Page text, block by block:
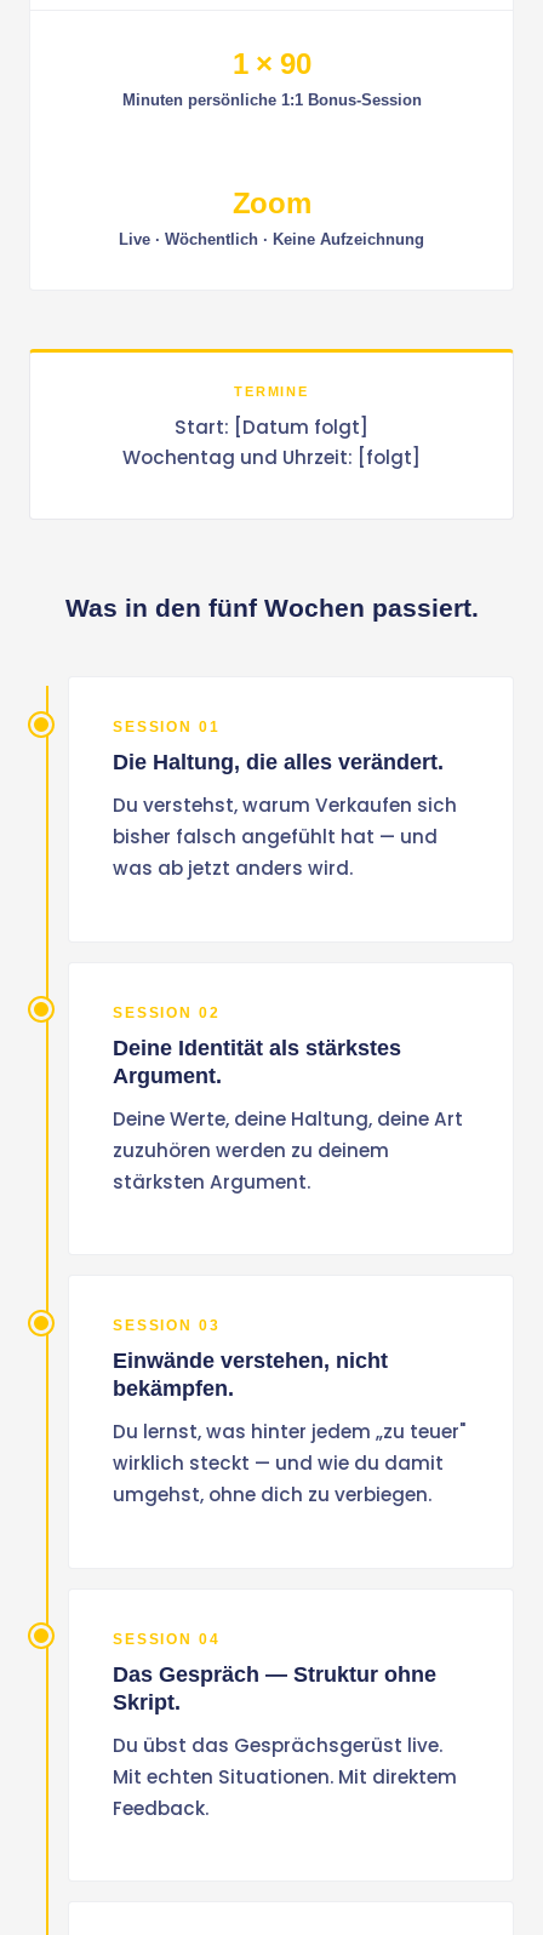
1 × 90
Minuten persönliche 1:1 Bonus-Session
Zoom
Live · Wöchentlich · Keine Aufzeichnung
TERMINE
Start: [Datum folgt]
Wochentag und Uhrzeit: [folgt]
Was in den fünf Wochen passiert.
SESSION 01
Die Haltung, die alles verändert.
Du verstehst, warum Verkaufen sich
bisher falsch angefühlt hat — und
was ab jetzt anders wird.
SESSION 02
Deine Identität als stärkstes
Argument.
Deine Werte, deine Haltung, deine Art
zuzuhören werden zu deinem
stärksten Argument.
SESSION 03
Einwände verstehen, nicht
bekämpfen.
Du lernst, was hinter jedem „zu teuer"
wirklich steckt — und wie du damit
umgehst, ohne dich zu verbiegen.
SESSION 04
Das Gespräch — Struktur ohne
Skript.
Du übst das Gesprächsgerüst live.
Mit echten Situationen. Mit direktem
Feedback.